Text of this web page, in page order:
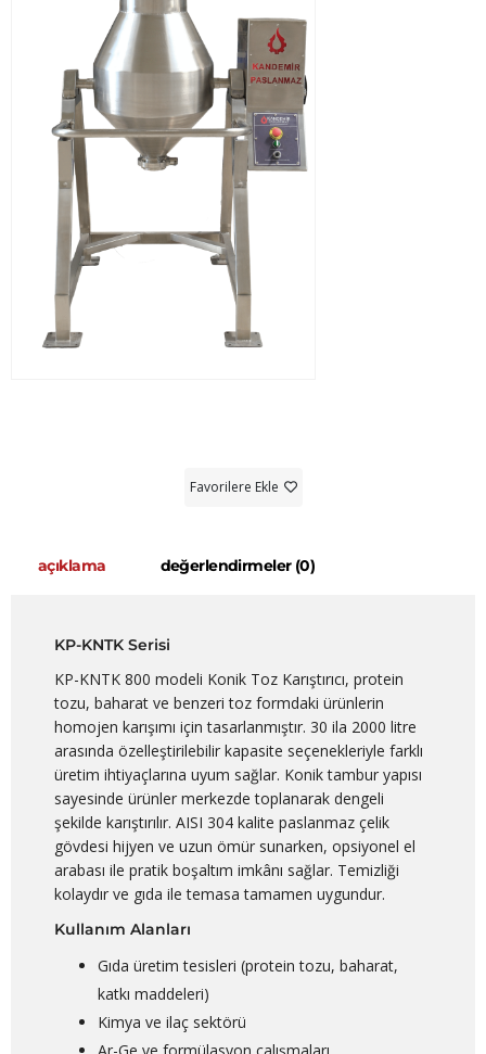
Favorilere Ekle
açıklama değerlendirmeler (0)
KP-KNTK Serisi
KP-KNTK 800 modeli Konik Toz Karıştırıcı, protein
tozu, baharat ve benzeri toz formdaki ürünlerin
homojen karışımı için tasarlanmıştır. 30 ila 2000 litre
arasında özelleştirilebilir kapasite seçenekleriyle farklı
üretim ihtiyaçlarına uyum sağlar. Konik tambur yapısı
sayesinde ürünler merkezde toplanarak dengeli
şekilde karıştırılır. AISI 304 kalite paslanmaz çelik
gövdesi hijyen ve uzun ömür sunarken, opsiyonel el
arabası ile pratik boşaltım imkânı sağlar. Temizliği
kolaydır ve gıda ile temasa tamamen uygundur.
Kullanım Alanları
Gıda üretim tesisleri (protein tozu, baharat,
katkı maddeleri)
Kimya ve ilaç sektörü
Ar-Ge ve formülasyon çalışmaları